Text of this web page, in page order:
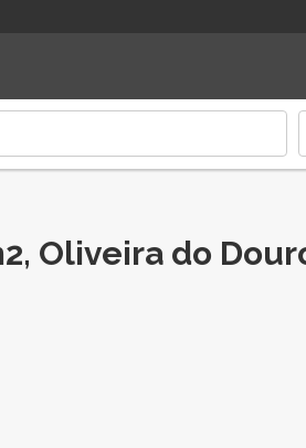
Oliveira do